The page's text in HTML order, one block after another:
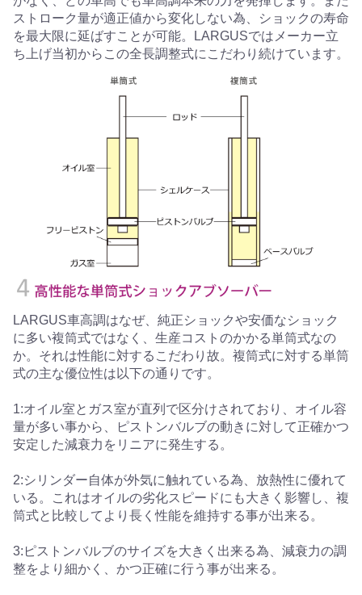
ストローク量が適正値から変化しない為、ショックの寿命
を最大限に延ばすことが可能。LARGUSではメーカー立
ち上げ当初からこの全長調整式にこだわり続けています。
LARGUS車高調はなぜ、純正ショックや安価なショック
に多い複筒式ではなく、生産コストのかかる単筒式なの
か。それは性能に対するこだわり故。複筒式に対する単筒
式の主な優位性は以下の通りです。
1:オイル室とガス室が直列で区分けされており、オイル容
量が多い事から、ピストンバルブの動きに対して正確かつ
安定した減衰力をリニアに発生する。
2:シリンダー自体が外気に触れている為、放熱性に優れて
いる。これはオイルの劣化スピードにも大きく影響し、複
筒式と比較してより長く性能を維持する事が出来る。
3:ピストンバルブのサイズを大きく出来る為、減衰力の調
整をより細かく、かつ正確に行う事が出来る。